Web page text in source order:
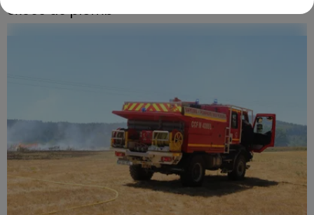
excès de plomb
Du plomb a été détecté dans deux assiettes en